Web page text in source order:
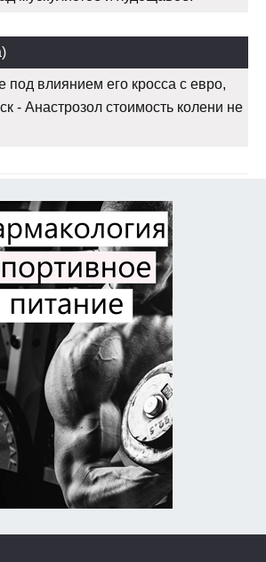
под влиянием его кросса с евро,
- Анастрозол стоимость колени не